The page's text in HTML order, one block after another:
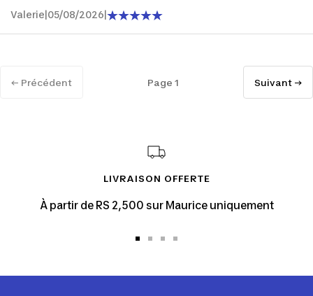
Valerie 05/08/2026
← Précédent Page 1 Suivant →
LIVRAISON OFFERTE
À partir de RS 2,500 sur Maurice uniquement